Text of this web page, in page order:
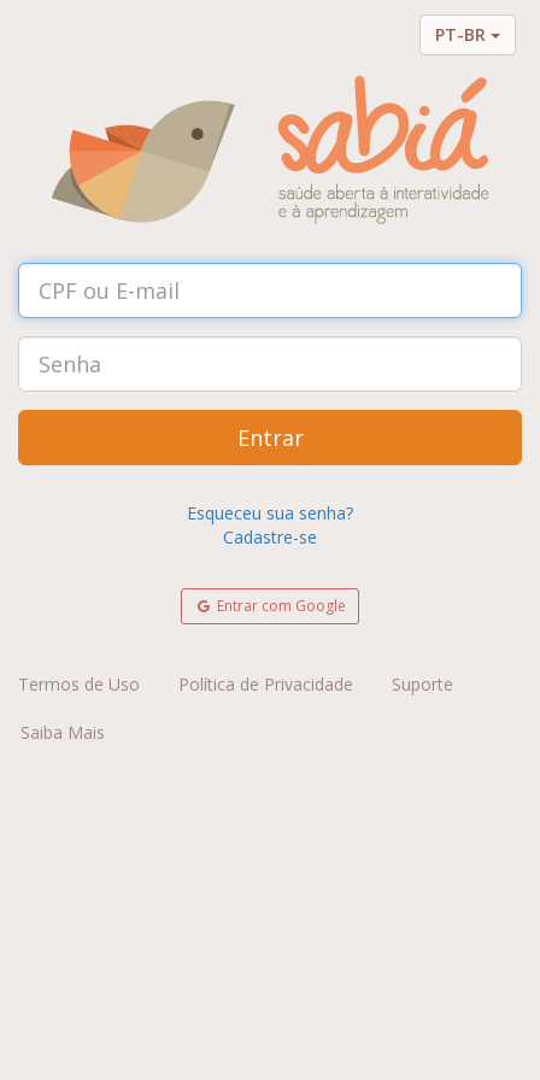
PT-BR
Entrar
Esqueceu sua senha?
Cadastre-se
Entrar com Google
Termos de Uso Política de Privacidade Suporte
Saiba Mais